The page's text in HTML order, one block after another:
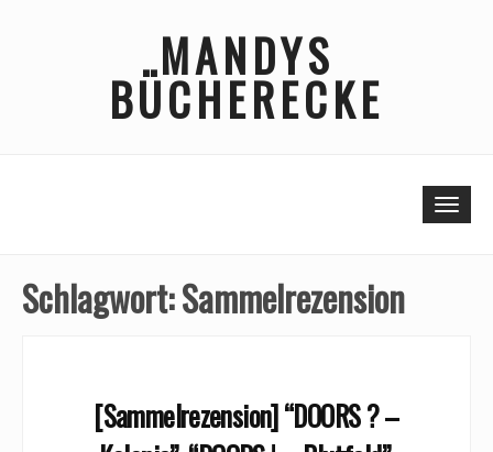
MANDYS
BÜCHERECKE
Schlagwort:Sammelrezension
[Sammelrezension] “DOORS ? –